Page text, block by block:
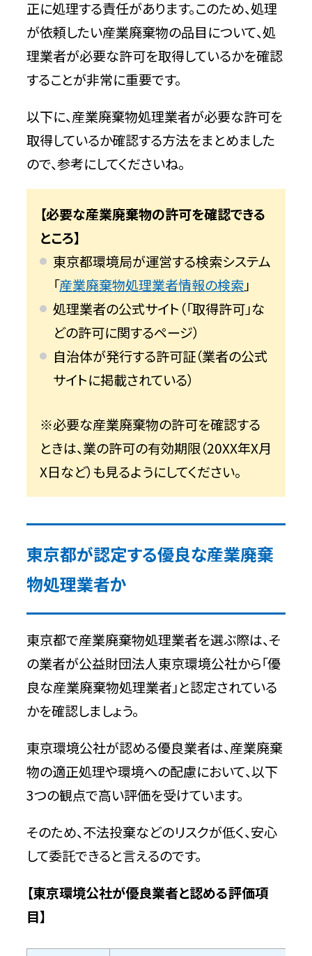
正に処理する責任があります。このため、処理
が依頼したい産業廃棄物の品目について、処
理業者が必要な許可を取得しているかを確認
することが非常に重要です。
以下に、産業廃棄物処理業者が必要な許可を
取得しているか確認する方法をまとめました
ので、参考にしてくださいね。
【必要な産業廃棄物の許可を確認できる
ところ】
東京都環境局が運営する検索システム
「産業廃棄物処理業者情報の検索」
処理業者の公式サイト（「取得許可」な
どの許可に関するページ）
自治体が発行する許可証（業者の公式
サイトに掲載されている）
※必要な産業廃棄物の許可を確認する
ときは、業の許可の有効期限（20XX年X月
X日など）も見るようにしてください。
東京都が認定する優良な産業廃棄
物処理業者か
東京都で産業廃棄物処理業者を選ぶ際は、そ
の業者が公益財団法人東京環境公社から「優
良な産業廃棄物処理業者」と認定されている
かを確認しましょう。
東京環境公社が認める優良業者は、産業廃棄
物の適正処理や環境への配慮において、以下
3つの観点で高い評価を受けています。
そのため、不法投棄などのリスクが低く、安心
して委託できると言えるのです。
【東京環境公社が優良業者と認める評価項
目】